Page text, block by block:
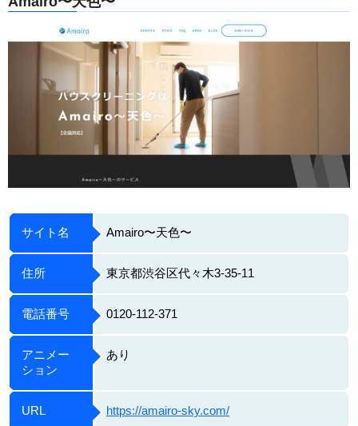
サイト名 Amairo〜天色〜
住所 東京都渋谷区代々木3-35-11
電話番号 0120-112-371
アニメー
ション
あり
URL https://amairo-sky.com/